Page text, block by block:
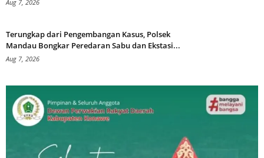
Aug 7, 2026
Terungkap dari Pengembangan Kasus, Polsek
Mandau Bongkar Peredaran Sabu dan Ekstasi...
Aug 7, 2026